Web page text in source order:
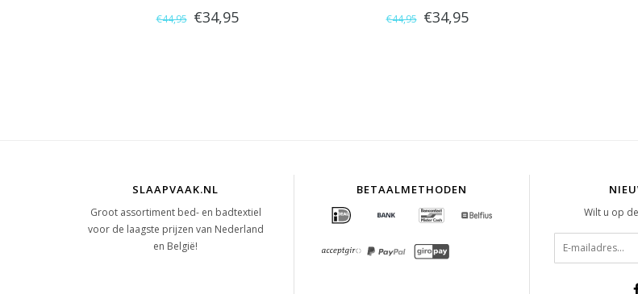
€44,95 €34,95 €44,95 €34,95
SLAAPVAAK.NL
Groot assortiment bed- en badtextiel
voor de laagste prijzen van Nederland
en België!
BETAALMETHODEN
Wilt u op